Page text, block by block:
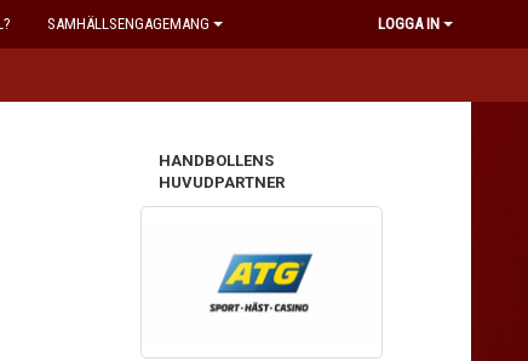
SAMHÄLLSENGAGEMANG LOGGA IN
HANDBOLLENS
HUVUDPARTNER